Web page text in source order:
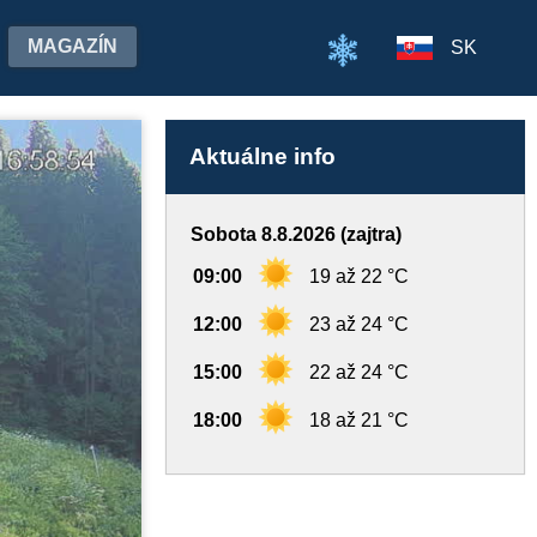
MAGAZÍN SK
Aktuálne info
Sobota 8.8.2026 (zajtra)
09:00 19 až 22 °C
12:00 23 až 24 °C
15:00 22 až 24 °C
18:00 18 až 21 °C